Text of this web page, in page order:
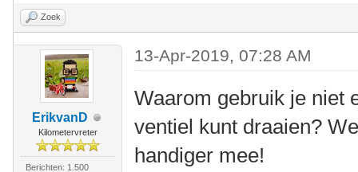
Zoek
ErikvanD
Kilometervreter
Berichten: 1.500
13-Apr-2019, 07:28 AM
Waarom gebruik je niet
ventiel kunt draaien?
handiger mee!